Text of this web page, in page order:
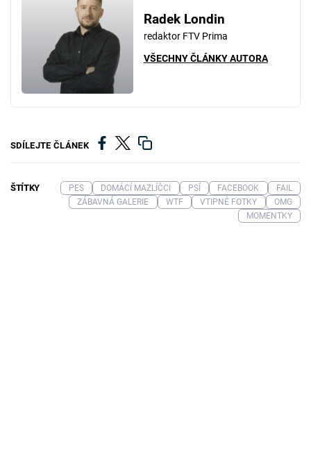
Radek Londin
redaktor FTV Prima
VŠECHNY ČLÁNKY AUTORA
SDÍLEJTE ČLÁNEK
ŠTÍTKY PES DOMÁCÍ MAZLÍČCI PSÍ FACEBOOK
FAIL
ZÁBAVNÁ GALERIE
WTF VTIPNÉ FOTKY
OMG
MOMENTKY